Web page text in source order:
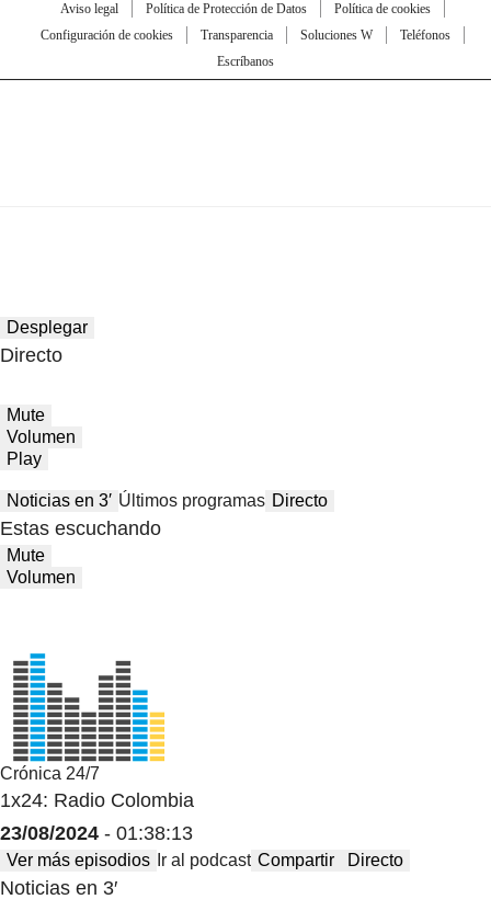
Aviso legal Política de Protección de Datos
Política de cookies
Configuración de cookies
Transparencia Soluciones W
Teléfonos
Escríbanos
Desplegar
Directo
Mute
Volumen
Play
Noticias en 3′ Últimos programas Directo
Estas escuchando
Mute
Volumen
Crónica 24/7
1x24: Radio Colombia
23/08/2024 - 01:38:13
Ver más episodios Ir al podcast Compartir Directo
Noticias en 3′